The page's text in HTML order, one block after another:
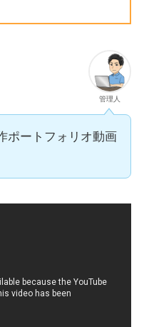
管理人
ポートフォリオ動画